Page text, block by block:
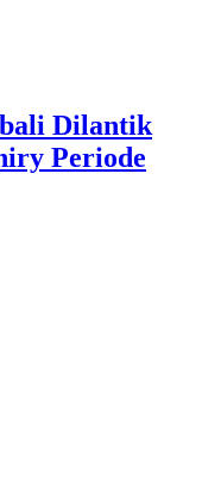
Dilantik
Periode